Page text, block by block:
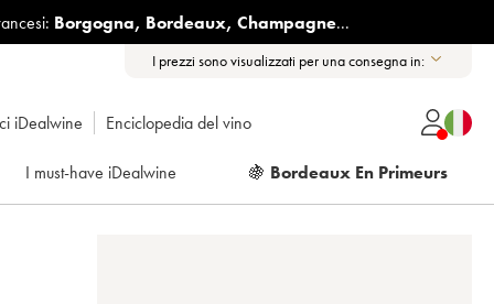
Borgogna, Bordeaux, Champagne...
I prezzi sono visualizzati per una consegna in:
iDealwine Enciclopedia del vino
I must-have iDealwine 🍇 Bordeaux En Primeurs